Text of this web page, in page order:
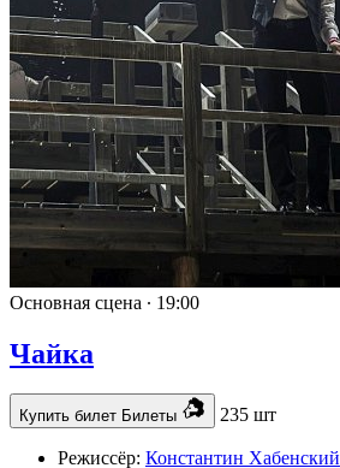
Основная сцена ∙ 19:00
Чайка
Купить билет Билеты 235 шт
Режиссёр: Константин Хабенский